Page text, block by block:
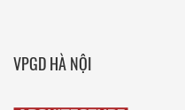
VPGD HÀ NỘI